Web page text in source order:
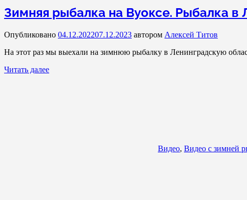
Зимняя рыбалка на Вуоксе. Рыбалка в
Опубликовано 04.12.202207.12.2023 автором Алексей Титов
На этот раз мы выехали на зимнюю рыбалку в Ленинградскую
Читать далее
Видео, Видео с зимней